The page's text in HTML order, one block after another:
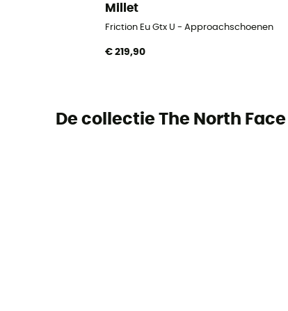
Millet
Friction Eu Gtx U - Approachschoenen
€ 219,90
De collectie The North Face